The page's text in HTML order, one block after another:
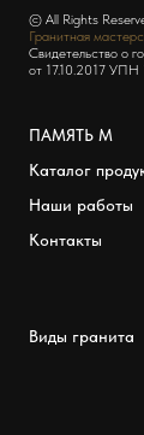
© All Rights
Гранитная
Свидетельство о
от 17.10.2017
ПАМЯТЬ М
Каталог
Наши работы
Контакты
Виды гранита